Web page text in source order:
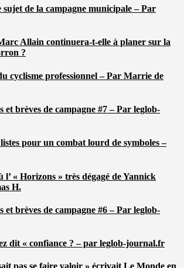
sujet de la campagne municipale – Par
Allain continuera-t-elle à planer sur la
?
cyclisme professionnel – Par Marrie de
et brèves de campagne #7 – Par leglob-
pour un combat lourd de symboles –
« Horizons » très dégagé de Yannick
H.
et brèves de campagne #6 – Par leglob-
dit « confiance ? – par leglob-journal.fr